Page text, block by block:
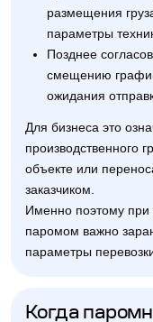
размещения
параметры
Позднее
смещению
ожидания
Для бизнеса это
производственного
объекте или
заказчиком.
Именно поэтому при
паромом важно
параметры
Когда